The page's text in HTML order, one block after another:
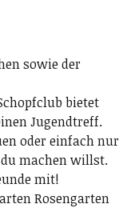
sowie der
bietet
Jugendtreff.
oder einfach nur
machen willst.
mit!
Rosengarten